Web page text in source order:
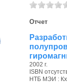
Отчет
2002 г.
ISBN
НТБ МЭИ : Кх